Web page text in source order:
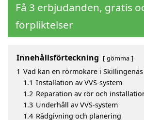
Få 3 erbjudanden, gratis
förpliktelser
Innehållsförteckning gömma
1 Vad kan en rörmokare i
1.1 Installation av VVS-system
1.2 Reparation av rör och
1.3 Underhåll av VVS-system
1.4 Rådgivning och planering